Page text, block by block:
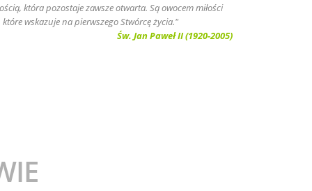
która pozostaje zawsze otwarta. Są owocem miłości
wskazuje na pierwszego Stwórcę życia."
Św. Jan Paweł II (1920-2005)